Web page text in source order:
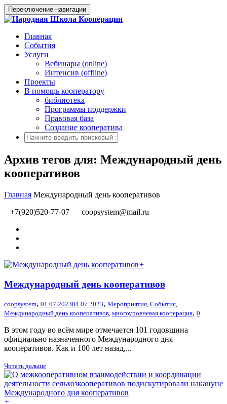
Переключение навигации
Главная
События
Услуги
Вебинары (online)
Интенсив (offline)
Проекты
В помощь кооператору
библиотека
Программы поддержки
Правовая база
Создание кооператива
Архив тегов для: Международный день
кооперативов
Главная Международный день кооперативов
+7(920)520-77-07
coopsystem@mail.ru
+
Международный день кооперативов
coopsystem, 01.07.202304.07.2023, Мероприятия, События,
Международный день кооперативов, многоуровневая кооперация, 0
В этом году во всём мире отмечается 101 годовщина
официально назначенного Международного дня
кооперативов. Как и 100 лет назад,...
Читать дальше
+